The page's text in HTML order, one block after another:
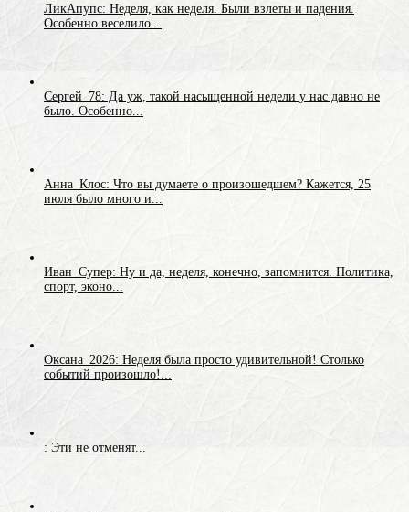
ЛикАпупс: Неделя, как неделя. Были взлеты и падения.
Особенно веселило...
Сергей_78: Да уж, такой насыщенной недели у нас давно не
было. Особенно...
Анна_Клос: Что вы думаете о произошедшем? Кажется, 25
июля было много и...
Иван_Супер: Ну и да, неделя, конечно, запомнится. Политика,
спорт, эконо...
Оксана_2026: Неделя была просто удивительной! Столько
событий произошло!...
: Эти не отменят...